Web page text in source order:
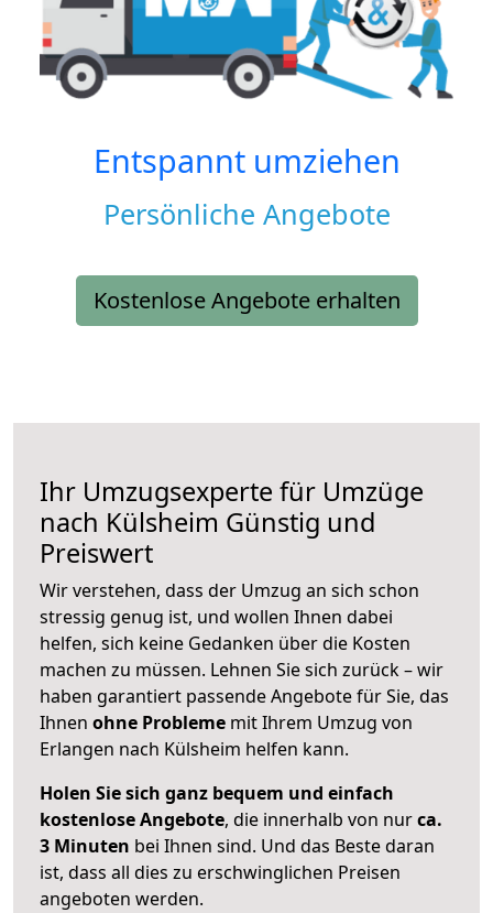
Entspannt umziehen
Persönliche Angebote
Kostenlose Angebote erhalten
Ihr Umzugsexperte für Umzüge
nach Külsheim Günstig und
Preiswert
Wir verstehen, dass der Umzug an sich schon
stressig genug ist, und wollen Ihnen dabei
helfen, sich keine Gedanken über die Kosten
machen zu müssen. Lehnen Sie sich zurück – wir
haben garantiert passende Angebote für Sie, das
Ihnen ohne Probleme mit Ihrem Umzug von
Erlangen nach Külsheim helfen kann.
Holen Sie sich ganz bequem und einfach
kostenlose Angebote, die innerhalb von nurca.
3 Minuten bei Ihnen sind. Und das Beste daran
ist, dass all dies zu erschwinglichen Preisen
angeboten werden.